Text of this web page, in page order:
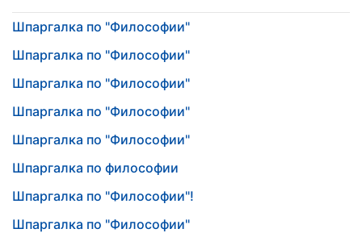
Шпаргалка по "Философии"
Шпаргалка по "Философии"
Шпаргалка по "Философии"
Шпаргалка по "Философии"
Шпаргалка по "Философии"
Шпаргалка по философии
Шпаргалка по "Философии"!
Шпаргалка по "Философии"